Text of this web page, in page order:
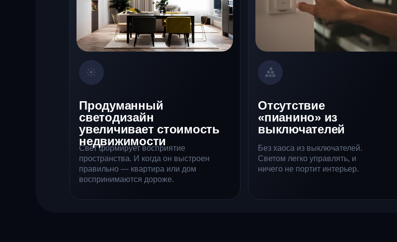
Без хаоса из выключателей.
Светом легко управлять, и
ничего не портит интерьер.
Отсутствие
«пианино» из
выключателей
Свет формирует восприятие
пространства. И когда он выстроен
правильно — квартира или дом
воспринимаются дороже.
Продуманный
светодизайн
увеличивает стоимость
недвижимости